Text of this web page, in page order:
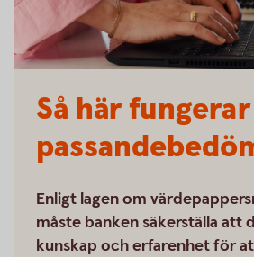
Så här fungerar
Enligt lagen om
måste banken säkerställa att
kunskap och erfarenhet för